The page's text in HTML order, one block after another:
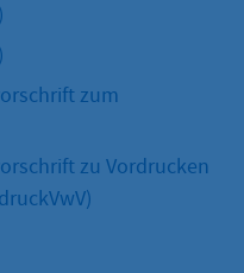
zum
zu Vordrucken